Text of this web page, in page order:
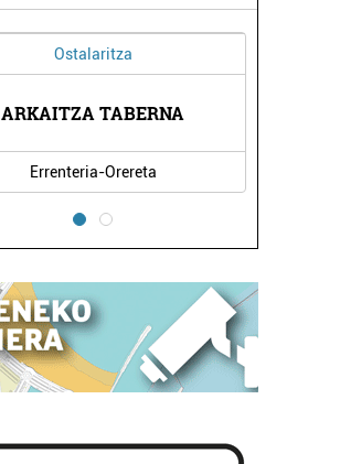
Ostalaritza
ARKAITZA TABERNA
Errenteria-Orereta